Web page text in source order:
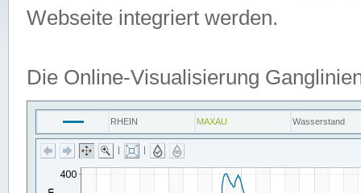
Webseite integriert werden.
Die Online-Visualisierung